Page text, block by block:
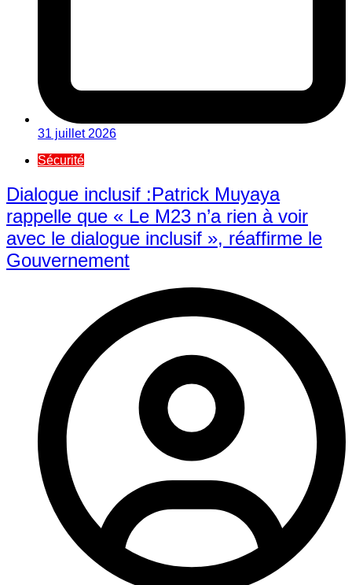
31 juillet 2026
Sécurité
Dialogue inclusif :Patrick Muyaya
rappelle que « Le M23 n’a rien à voir
avec le dialogue inclusif », réaffirme le
Gouvernement